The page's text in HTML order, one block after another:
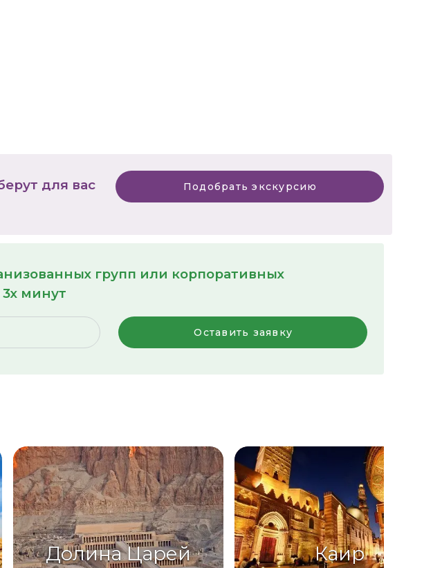
для вас
Подобрать экскурсию
групп или корпоративных
минут
Оставить заявку
Долина Царей Каир